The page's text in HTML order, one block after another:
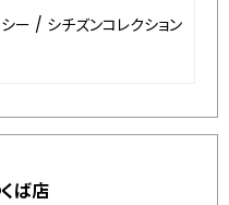
ー / シチズンコレクション
ば店